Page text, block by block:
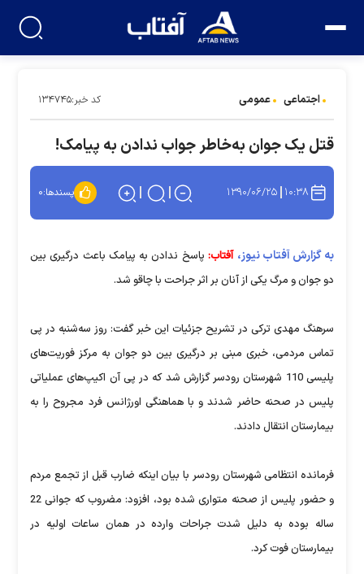
اجتماعی عمومی کد خبر:۱۳۴۷۴۵
قتل یک جوان به‌خاطر جواب ندادن به پیامک!
۱۰:۳۸ ۱۳۹۰/۰۶/۲۵ پسندها:۰
به گزارش آفتاب نیوز، آفتاب: پاسخ ندادن به پیامک باعث درگیری بین
دو جوان و مرگ یکی از آنان بر اثر جراحت با چاقو شد.
سرهنگ مهدی ترکی در تشریح جزئیات این خبر گفت: روز سه‌شنبه در پی
تماس مردمی، خبری مبنی بر درگیری بین دو جوان به مرکز فوریت‌های
پلیسی 110 شهرستان رودسر گزارش شد که در پی آن اکیپ‌های عملیاتی
پلیس در صحنه حاضر شدند و با هماهنگی اورژانس فرد مجروح را به
بیمارستان انتقال دادند.
فرمانده انتظامی شهرستان رودسر با بیان‌ اینکه ضارب قبل از تجمع مردم
و حضور پلیس از صحنه متواری شده بود، افزود: مضروب که جوانی 22
ساله بوده به دلیل شدت جراحات وارده در همان ساعات اولیه در
بیمارستان فوت کرد.